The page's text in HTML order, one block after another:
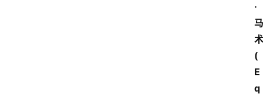
·
马
术
(
E
q